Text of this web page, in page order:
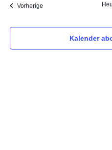
VorherigeVeranstaltungen
Kalender